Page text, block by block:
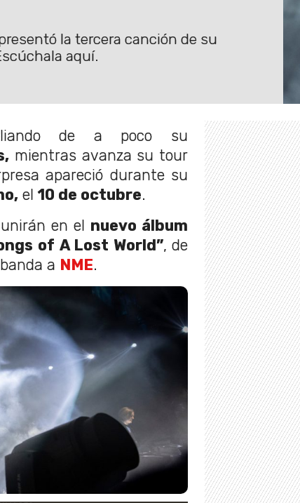
la tercera canción de su
aquí.
de a poco su
mientras avanza su tour
apareció durante su
el10 de octubre.
en el nuevo álbum
of A Lost World”, de
a NME.